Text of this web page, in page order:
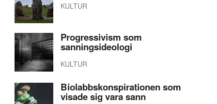
KULTUR
Progressivism som
sanningsideologi
KULTUR
Biolabbskonspirationen som
visade sig vara sann